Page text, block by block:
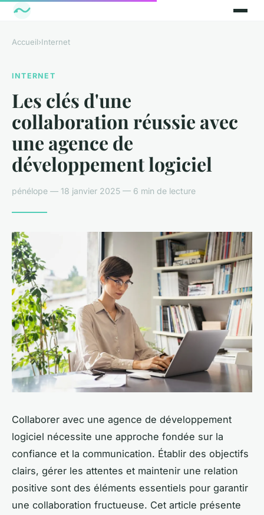
Accueil›Internet
INTERNET
Les clés d'une
collaboration réussie avec
une agence de
développement logiciel
pénélope — 18 janvier 2025 — 6 min de lecture
Collaborer avec une agence de développement
logiciel nécessite une approche fondée sur la
confiance et la communication. Établir des objectifs
clairs, gérer les attentes et maintenir une relation
positive sont des éléments essentiels pour garantir
une collaboration fructueuse. Cet article présente